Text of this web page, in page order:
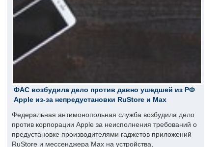
ФАС возбудила дело против давно ушедшей из РФ
Apple из-за непредустановки RuStore и Max
Федеральная антимонопольная служба возбудила дело
против корпорации Apple за неисполнения требований о
предустановке производителями гаджетов приложений
RuStore и мессенджера Max на устройства,